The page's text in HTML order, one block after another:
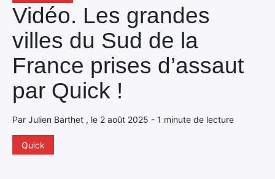
Vidéo. Les grandes
villes du Sud de la
France prises d’assaut
par Quick !
Par Julien Barthet , le 2 août 2025 - 1 minute de lecture
Quick